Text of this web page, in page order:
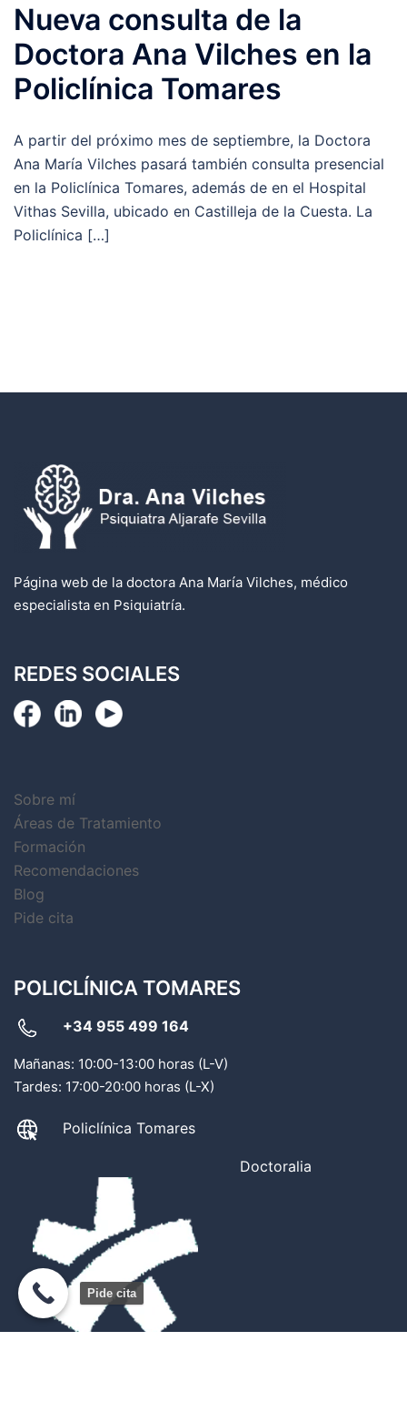
Nueva consulta de la
Doctora Ana Vilches en la
Policlínica Tomares
A partir del próximo mes de septiembre, la Doctora
Ana María Vilches pasará también consulta presencial
en la Policlínica Tomares, además de en el Hospital
Vithas Sevilla, ubicado en Castilleja de la Cuesta. La
Policlínica […]
Página web de la doctora Ana María Vilches, médico
especialista en Psiquiatría.
REDES SOCIALES
Sobre mí
Áreas de Tratamiento
Formación
Recomendaciones
Blog
Pide cita
POLICLÍNICA TOMARES
+34 955 499 164
Mañanas: 10:00-13:00 horas (L-V)
Tardes: 17:00-20:00 horas (L-X)
Policlínica Tomares
Doctoralia
Pide cita